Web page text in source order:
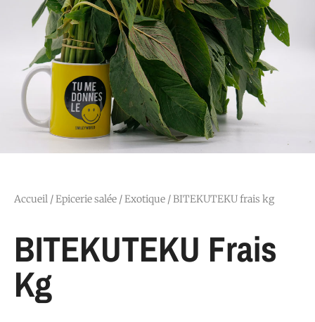
Accueil /Epicerie salée /Exotique / BITEKUTEKU frais kg
BITEKUTEKU Frais
Kg